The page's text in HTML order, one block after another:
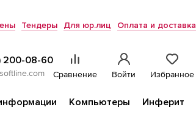
Тендеры Для юр.лиц Оплата и доставка
200-08-60
Сравнение Войти Избранное
Компьютеры Инферит